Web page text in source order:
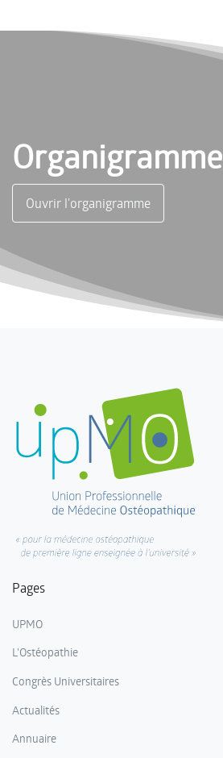
Organigramme
Ouvrir l'organigramme
Pages
UPMO
L'Ostéopathie
Congrès Universitaires
Actualités
Annuaire